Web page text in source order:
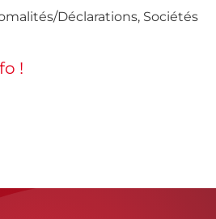
Déclarations, Sociétés
!